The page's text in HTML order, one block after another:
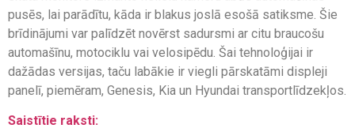
pusēs, lai parādītu, kāda ir blakus joslā esošā satiksme. Šie
brīdinājumi var palīdzēt novērst sadursmi ar citu braucošu
automašīnu, motociklu vai velosipēdu. Šai tehnoloģijai ir
dažādas versijas, taču labākie ir viegli pārskatāmi displeji
panelī, piemēram, Genesis, Kia un Hyundai transportlīdzekļos.
Saistītie raksti: